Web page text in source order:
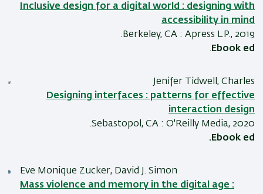
Inclusive design for a digital world : designing with
accessibility in mind
Berkeley, CA : Apress L.P., 2019.
Ebook ed
.
Jenifer Tidwell, Charles
Designing interfaces : patterns for effective
interaction design
Sebastopol, CA : O'Reilly Media, 2020.
Ebook ed.
Eve Monique Zucker, David J. Simon
Mass violence and memory in the digital age :